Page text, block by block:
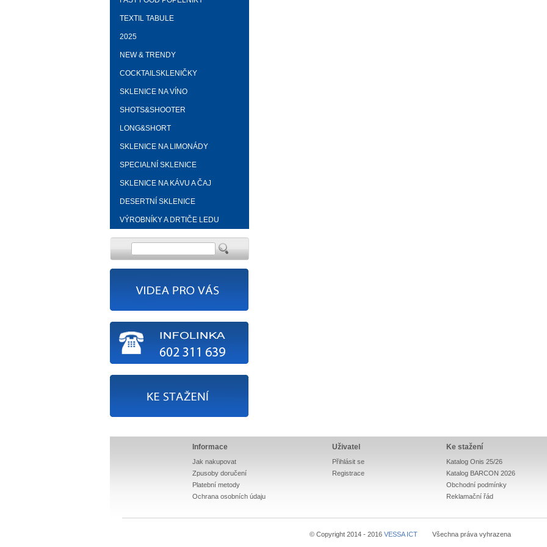
TEXTIL TABULE
2025
NEW & TRENDY
COCKTAILSKLENIČKY
SKLENICE NA VÍNO
SHOTS&SHOOTER
LONG&SHORT
SKLENICE NA LIMONÁDY
SPECIALNÍ SKLENICE
SKLENICE NA KÁVU A ČAJ
DESERTNÍ SKLENICE
VÝROBNÍKY A DRTIČE LEDU
Informace
Jak nakupovat
Zpusoby doručení
Platební metody
Ochrana osobních údaju
Uživatel
Přihlásit se
Registrace
Ke stažení
Katalog Onis 25/26
Katalog BARCON 2026
Obchodní podmínky
Reklamační řád
© Copyright 2014 - 2016 VESSA ICT Všechna práva vyhrazena